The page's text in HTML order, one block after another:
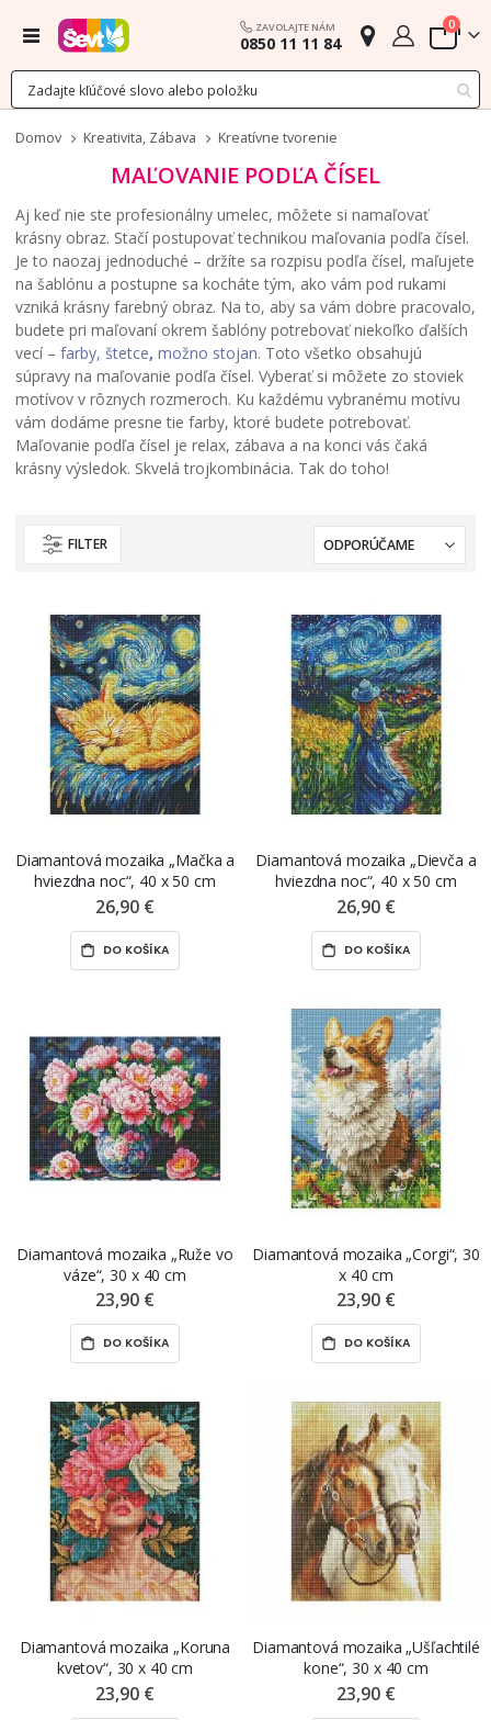
Menu ZAVOLAJTE NÁM
0850 11 11 84 Cart
0
Domov Kreativita, Zábava Kreatívne tvorenie
MAĽOVANIE PODĽA ČÍSEL
Aj keď nie ste profesionálny umelec, môžete si namaľovať
krásny obraz. Stačí postupovať technikou maľovania podľa čísel.
Je to naozaj jednoduché – držíte sa rozpisu podľa čísel, maľujete
na šablónu a postupne sa kocháte tým, ako vám pod rukami
vzniká krásny farebný obraz. Na to, aby sa vám dobre pracovalo,
budete pri maľovaní okrem šablóny potrebovať niekoľko ďalších
vecí – farby, štetce, možno stojan. Toto všetko obsahujú
súpravy na maľovanie podľa čísel. Vyberať si môžete zo stoviek
motívov v rôznych rozmeroch. Ku každému vybranému motívu
vám dodáme presne tie farby, ktoré budete potrebovať.
Maľovanie podľa čísel je relax, zábava a na konci vás čaká
krásny výsledok. Skvelá trojkombinácia. Tak do toho!
FILTER
Diamantová mozaika „Mačka a
hviezdna noc“, 40 x 50 cm
26,90 €
DO KOŠÍKA
Diamantová mozaika „Dievča a
hviezdna noc“, 40 x 50 cm
26,90 €
DO KOŠÍKA
Diamantová mozaika „Ruže vo
váze“, 30 x 40 cm
23,90 €
DO KOŠÍKA
Diamantová mozaika „Corgi“, 30
x 40 cm
23,90 €
DO KOŠÍKA
Diamantová mozaika „Koruna
kvetov“, 30 x 40 cm
23,90 €
Diamantová mozaika „Ušľachtilé
kone“, 30 x 40 cm
23,90 €